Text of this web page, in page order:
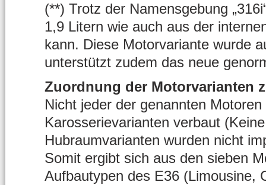
(**) Trotz der Namensgebung
1,9 Litern wie auch aus der
kann. Diese Motorvariante wurde
unterstützt zudem das neue
Zuordnung der Motorvarianten
Nicht jeder der genannten
Karosserievarianten verbaut
Hubraumvarianten wurden nicht
Somit ergibt sich aus den sieben
Aufbautypen des E36 (Limousine,